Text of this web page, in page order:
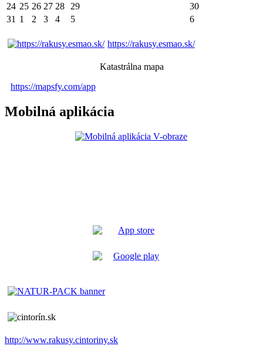
24 25 26 27 28 29
30
31 1 2 3 4 5 6
https://rakusy.esmao.sk/
Katastrálna mapa
https://mapsfy.com/app
Mobilná aplikácia
http://www.rakusy.cintoriny.sk